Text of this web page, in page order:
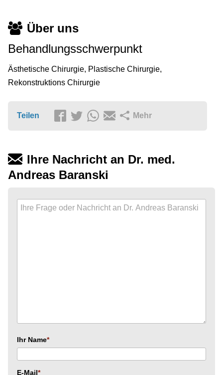
Über uns
Behandlungsschwerpunkt
Ästhetische Chirurgie, Plastische Chirurgie,
Rekonstruktions Chirurgie
Teilen Mehr
Ihre Nachricht an Dr. med.
Andreas Baranski
Ihr Name
E-Mail